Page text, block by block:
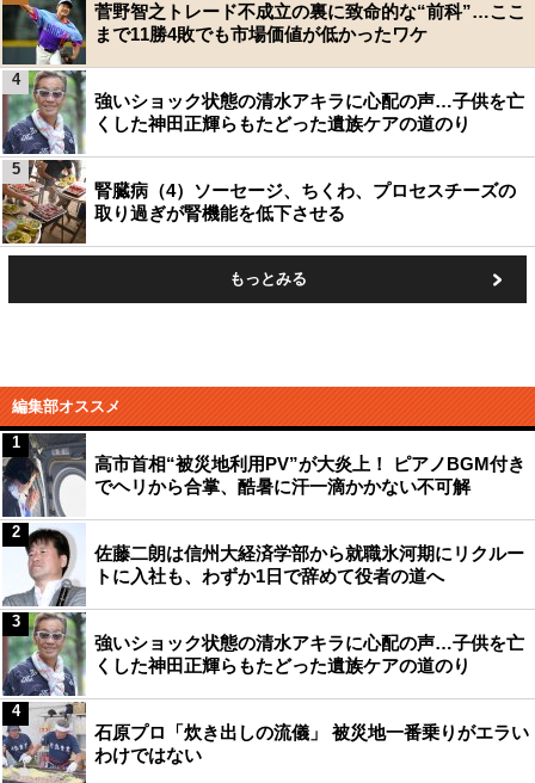
菅野智之トレード不成立の裏に致命的な“前科”…ここ
まで11勝4敗でも市場価値が低かったワケ
強いショック状態の清水アキラに心配の声…子供を亡
くした神田正輝らもたどった遺族ケアの道のり
4
腎臓病（4）ソーセージ、ちくわ、プロセスチーズの
取り過ぎが腎機能を低下させる
5
もっとみる
編集部オススメ
高市首相“被災地利用PV”が大炎上！ ピアノBGM付き
でヘリから合掌、酷暑に汗一滴かかない不可解
1
佐藤二朗は信州大経済学部から就職氷河期にリクルー
トに入社も、わずか1日で辞めて役者の道へ
2
強いショック状態の清水アキラに心配の声…子供を亡
くした神田正輝らもたどった遺族ケアの道のり
3
石原プロ「炊き出しの流儀」 被災地一番乗りがエラい
わけではない
4